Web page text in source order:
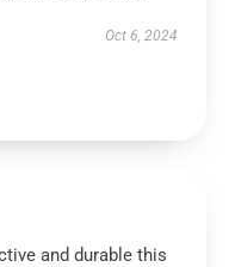
Oct 6, 2024
and durable this